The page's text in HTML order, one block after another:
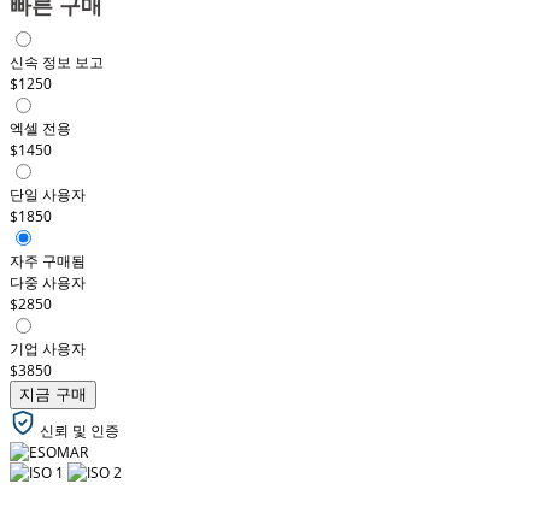
신속 정보 보고
$1250
엑셀 전용
$1450
단일 사용자
$1850
자주 구매됨
다중 사용자
$2850
기업 사용자
$3850
지금 구매
신뢰 및 인증